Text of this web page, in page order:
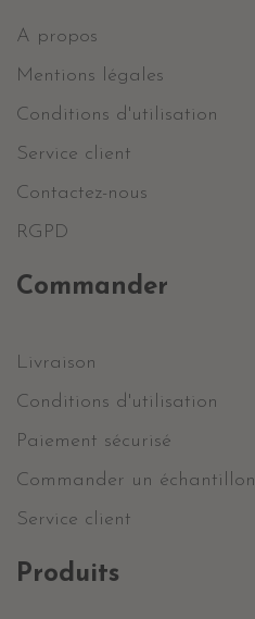
A propos
Mentions légales
Conditions d'utilisation
Service client
Contactez-nous
RGPD
Commander
Livraison
Conditions d'utilisation
Paiement sécurisé
Commander un échantillon
Service client
Produits